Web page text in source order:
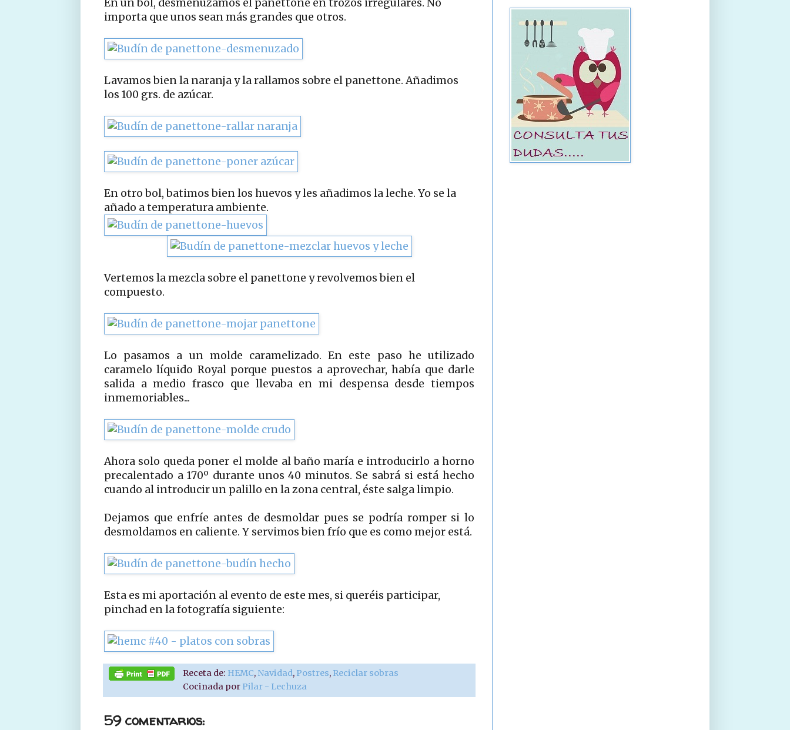
En un bol, desmenuzamos el panettone en trozos irregulares. No
importa que unos sean más grandes que otros.
Lavamos bien la naranja y la rallamos sobre el panettone. Añadimos
los 100 grs. de azúcar.
En otro bol, batimos bien los huevos y les añadimos la leche. Yo se la
añado a temperatura ambiente.
Vertemos la mezcla sobre el panettone y revolvemos bien el
compuesto.
Lo pasamos a un molde caramelizado. En este paso he utilizado
caramelo líquido Royal porque puestos a aprovechar, había que darle
salida a medio frasco que llevaba en mi despensa desde tiempos
inmemoriables...
Ahora solo queda poner el molde al baño maría e introducirlo a horno
precalentado a 170º durante unos 40 minutos. Se sabrá si está hecho
cuando al introducir un palillo en la zona central, éste salga limpio.
Dejamos que enfríe antes de desmoldar pues se podría romper si lo
desmoldamos en caliente. Y servimos bien frío que es como mejor está.
Esta es mi aportación al evento de este mes, si queréis participar,
pinchad en la fotografía siguiente:
Receta de: HEMC, Navidad, Postres, Reciclar sobras
Cocinada por Pilar - Lechuza
59 comentarios: